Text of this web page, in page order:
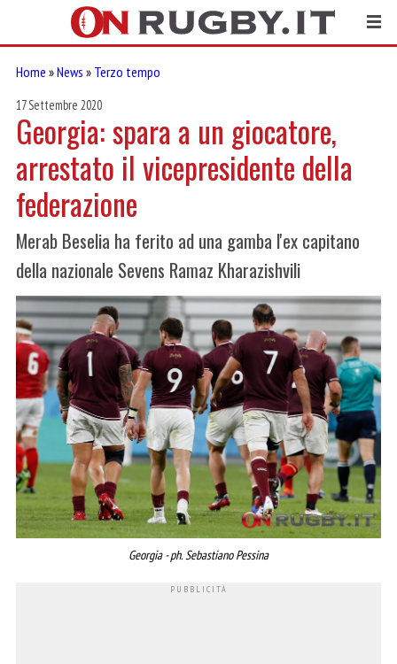
Home »News » Terzo tempo
17 Settembre 2020
Georgia: spara a un giocatore,
arrestato il vicepresidente della
federazione
Merab Beselia ha ferito ad una gamba l'ex capitano
della nazionale Sevens Ramaz Kharazishvili
Georgia - ph. Sebastiano Pessina